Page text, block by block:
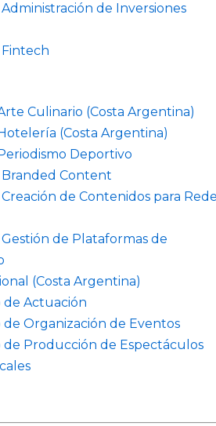
de Inversiones
Culinario (Costa Argentina)
(Costa Argentina)
Deportivo
Content
de Contenidos para
de Plataformas de
(Costa Argentina)
de Actuación
Organización de Eventos
de Producción de Espectáculos